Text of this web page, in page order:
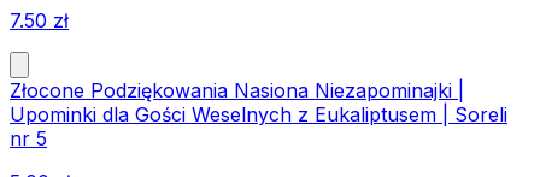
7.50 zł
Złocone Podziękowania Nasiona Niezapominajki |
Upominki dla Gości Weselnych z Eukaliptusem | Soreli
nr 5